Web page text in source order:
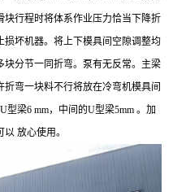
行程时将体系作业压力恰当下降折
损坏机器。将上下模具间空隙调整均
分节一同折弯。泵有无反常。主梁
弯一块料不行将放在冷弯机模具间
型梁6 mm，中间的U型梁5mm 。加
放心使用。